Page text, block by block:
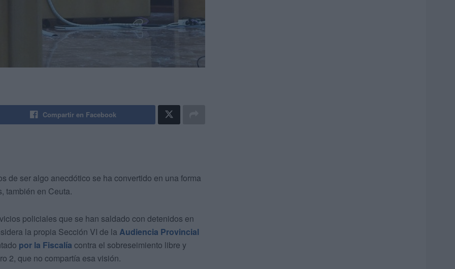
Compartir en Facebook
de ser algo anecdótico se ha convertido en una forma
también en Ceuta.
policiales que se han saldado con detenidos en
la propia Sección VI de la Audiencia Provincial
por la Fiscalía contra el sobreseimiento libre y
2, que no compartía esa visión.